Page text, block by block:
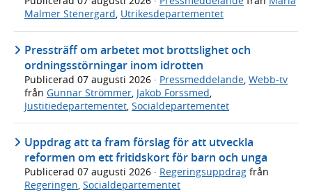
Malmer Stenergard, Utrikesdepartementet
Pressträff om arbetet mot brottslighet och
ordningsstörningar inom idrotten
Publicerad 07 augusti 2026 · Pressmeddelande, Webb-tv
från Gunnar Strömmer, Jakob Forssmed,
Justitiedepartementet, Socialdepartementet
Uppdrag att ta fram förslag för att utveckla
reformen om ett fritidskort för barn och unga
Publicerad 07 augusti 2026 · Regeringsuppdrag från
Regeringen Socialdepartementet